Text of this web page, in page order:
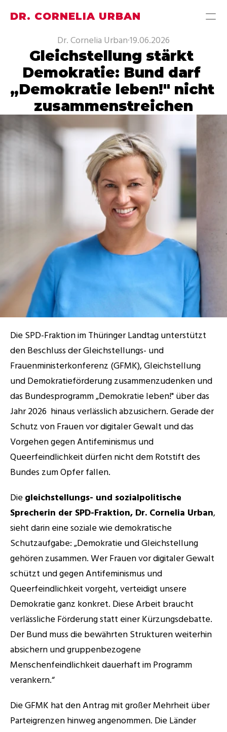
DR. CORNELIA URBAN
MEINE THEMEN
MEIN WAHLKREISBÜRO
PRODUCT
Design
Content
Blog
Careers
Docs
COMMUNITY
Join
Events
Experts
Dr. Cornelia Urban·19.06.2026
Gleichstellung stärkt
Demokratie: Bund darf
„Demokratie leben!" nicht
zusammenstreichen
Die SPD-Fraktion im Thüringer Landtag unterstützt
den Beschluss der Gleichstellungs- und
Frauenministerkonferenz (GFMK), Gleichstellung
und Demokratieförderung zusammenzudenken und
das Bundesprogramm „Demokratie leben!" über das
Jahr 2026  hinaus verlässlich abzusichern. Gerade der
Schutz von Frauen vor digitaler Gewalt und das
Vorgehen gegen Antifeminismus und
Queerfeindlichkeit dürfen nicht dem Rotstift des
Bundes zum Opfer fallen.
Die gleichstellungs- und sozialpolitische
Sprecherin der SPD-Fraktion, Dr. Cornelia Urban,
sieht darin eine soziale wie demokratische
Schutzaufgabe: „Demokratie und Gleichstellung
gehören zusammen. Wer Frauen vor digitaler Gewalt
schützt und gegen Antifeminismus und
Queerfeindlichkeit vorgeht, verteidigt unsere
Demokratie ganz konkret. Diese Arbeit braucht
verlässliche Förderung statt einer Kürzungsdebatte.
Der Bund muss die bewährten Strukturen weiterhin
absichern und gruppenbezogene
Menschenfeindlichkeit dauerhaft im Programm
verankern.“
Die GFMK hat den Antrag mit großer Mehrheit über
Parteigrenzen hinweg angenommen. Die Länder